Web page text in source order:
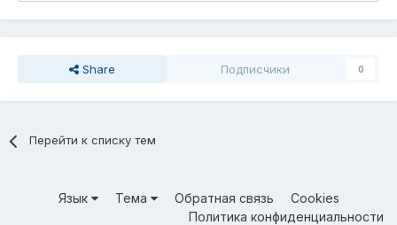
Share Подписчики 0
Перейти к списку тем
Язык Тема Обратная связь
Cookies
Политика конфиденциальности